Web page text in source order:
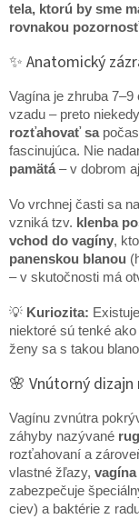
tela, ktorú by sme
rovnakou
✨ Anatomický
Vagína je zhruba
vzadu – preto
rozťahovať sapočas
fascinujúca. Nie
pamätá– v dobrom
Vo vrchnej časti sa
vzniká tzv. klenba
vchod do vagíny,
panenskou blanou
– v skutočnosti má
💡 Kuriozita:
niektoré sú tenké
ženy sa s takou
🌸 Vnútorný
Vagínu zvnútra
záhyby nazývané
rozťahovaní a
vlastné žľazy,
zabezpečuje
ciev) a baktérie z